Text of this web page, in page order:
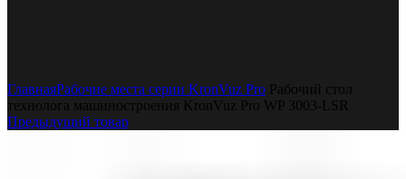
ГлавнаяРабочие места серии KronVuz Pro Рабочий стол
технолога машиностроения KronVuz Pro WP 3003-LSR
Предыдущий товар